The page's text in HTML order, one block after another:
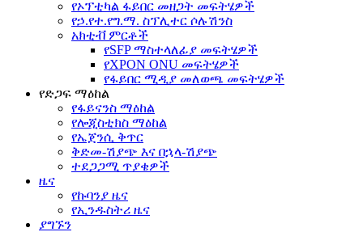
የኦፕቲካል ፋይበር መዘጋት መፍትሄዎች
የኃ.የተ.የግ.ማ. ስፕሊተር ሶሉሽንስ
አክቲቭ ምርቶች
የSFP ማስተላለፊያ መፍትሄዎች
የXPON ONU መፍትሄዎች
የፋይበር ሚዲያ መለወጫ መፍትሄዎች
የድጋፍ ማዕከል
የፋይናንስ ማዕከል
የሎጂስቲክስ ማዕከል
የኤጀንሲ ቅጥር
ቅድመ-ሽያጭ እና በኋላ-ሽያጭ
ተደጋጋሚ ጥያቄዎች
ዜና
የኩባንያ ዜና
የኢንዱስትሪ ዜና
ያግኙን